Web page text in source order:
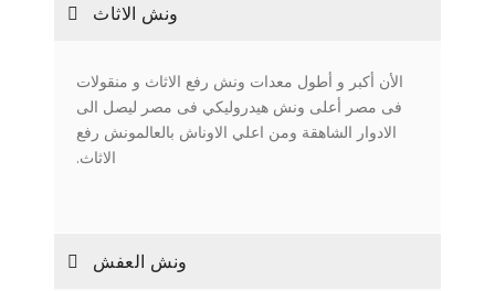
ونش الاثاث
الأن أكبر و أطول معدات ونش رفع الاثاث و منقولات
فى مصر أعلى ونش هيدروليكي فى مصر ليصل الى
الادوار الشاهقة ومن اعلي الاوناش بالعالمونش رفع
الاثاث.
ونش العفش